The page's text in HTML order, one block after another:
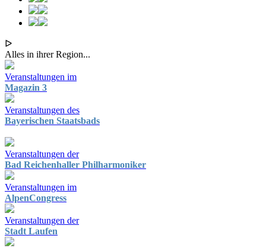
ᐅ
Alles in ihrer Region...
Veranstaltungen im
Magazin 3
Veranstaltungen des
Bayerischen Staatsbads
Veranstaltungen der
Bad Reichenhaller Philharmoniker
Veranstaltungen im
AlpenCongress
Veranstaltungen der
Stadt Laufen